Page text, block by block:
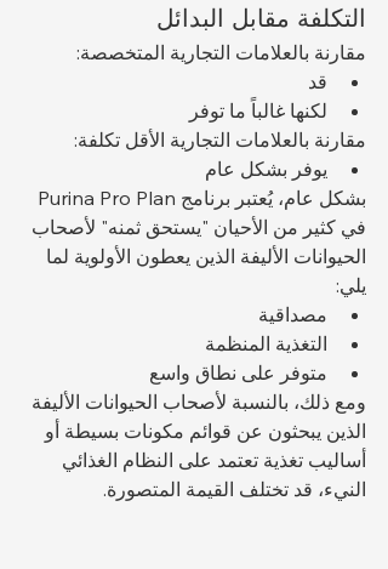
التكلفة مقابل البدائل
مقارنة بالعلامات التجارية المتخصصة:
قد
لكنها غالباً ما توفر
مقارنة بالعلامات التجارية الأقل تكلفة:
يوفر بشكل عام
في كثير من الأحيان "يستحق ثمنه" لأصحاب
الحيوانات الأليفة الذين يعطون الأولوية لما
يلي:
مصداقية
التغذية المنظمة
متوفر على نطاق واسع
ومع ذلك، بالنسبة لأصحاب الحيوانات الأليفة
الذين يبحثون عن قوائم مكونات بسيطة أو
أساليب تغذية تعتمد على النظام الغذائي
النيء، قد تختلف القيمة المتصورة.